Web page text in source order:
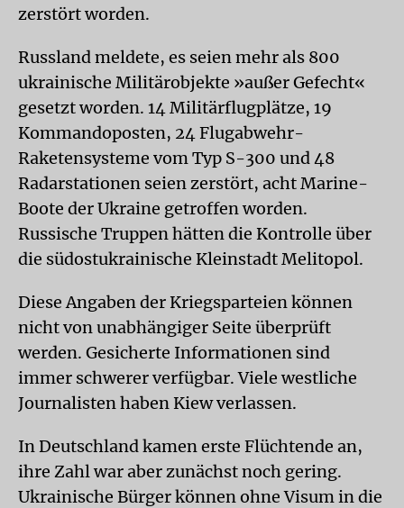
zerstört worden.
Russland meldete, es seien mehr als 800
ukrainische Militärobjekte »außer Gefecht«
gesetzt worden. 14 Militärflugplätze, 19
Kommandoposten, 24 Flugabwehr-
Raketensysteme vom Typ S-300 und 48
Radarstationen seien zerstört, acht Marine-
Boote der Ukraine getroffen worden.
Russische Truppen hätten die Kontrolle über
die südostukrainische Kleinstadt Melitopol.
Diese Angaben der Kriegsparteien können
nicht von unabhängiger Seite überprüft
werden. Gesicherte Informationen sind
immer schwerer verfügbar. Viele westliche
Journalisten haben Kiew verlassen.
In Deutschland kamen erste Flüchtende an,
ihre Zahl war aber zunächst noch gering.
Ukrainische Bürger können ohne Visum in die